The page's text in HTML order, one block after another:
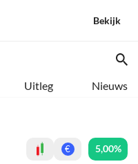
Bekijk
Uitleg Nieuws
€ 5,00%